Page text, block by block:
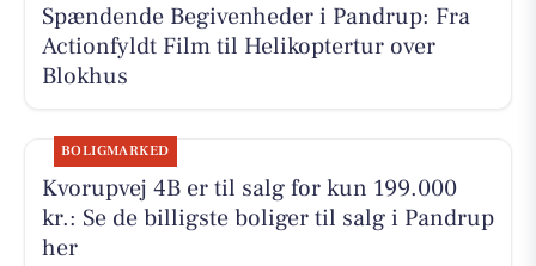
Spændende Begivenheder i Pandrup: Fra
Actionfyldt Film til Helikoptertur over
Blokhus
BOLIGMARKED
Kvorupvej 4B er til salg for kun 199.000
kr.: Se de billigste boliger til salg i Pandrup
her